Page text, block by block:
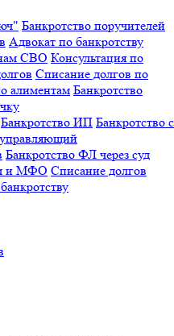
Банкротство поручителей
Адвокат по банкротству
СВО Консультация по
Списание долгов по
алиментам Банкротство
Банкротство ИП Банкротство с
Банкротство ФЛ через суд
и МФО Списание долгов